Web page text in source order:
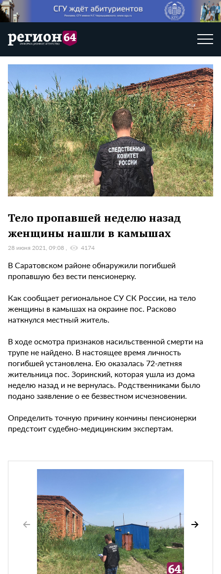
Тело пропавшей неделю назад
женщины нашли в камышах
28 июня 2021, 09:08 4174
В Саратовском районе обнаружили погибшей
пропавшую без вести пенсионерку.
Как сообщает региональное СУ СК России, на тело
женщины в камышах на окраине пос. Расково
наткнулся местный житель.
В ходе осмотра признаков насильственной смерти на
трупе не найдено. В настоящее время личность
погибшей установлена. Ею оказалась 72-летняя
жительница пос. Зоринский, которая ушла из дома
неделю назад и не вернулась. Родственниками было
подано заявление о ее безвестном исчезновении.
Определить точную причину кончины пенсионерки
предстоит судебно-медицинским экспертам.